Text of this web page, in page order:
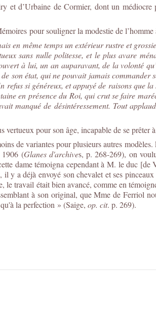
et d’Urbaine de Cormier, dont un médiocre
pour souligner la modestie de
en même temps un extérieur rustre et
sans nulle politesse, et le plus avare
à lui, un an auparavant, de la volonté
son état, qui ne pouvait jamais commander
si généreux, et appuyé de raisons que
en présence du Roi, qui crut se faire
manqué de désintéressement. Tout
pour son âge, incapable de se prêter
de variantes pour plusieurs autres
1906 (Glanes d'archives, p. 268-269), on
dame témoigna cependant à M. le duc
a déjà envoyé son chevalet et ses
le travail était bien avancé, comme en
à son original, que Mme de Ferriol
la perfection » (Saige, op. cit. p. 269).